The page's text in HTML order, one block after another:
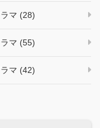
マ (28)
マ (55)
マ (42)